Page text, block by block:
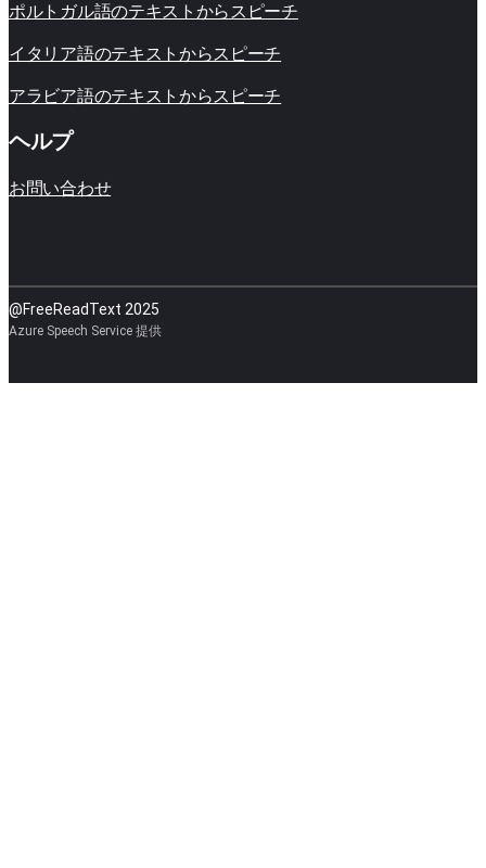
ポルトガル語のテキストからスピーチ
イタリア語のテキストからスピーチ
アラビア語のテキストからスピーチ
ヘルプ
お問い合わせ
@FreeReadText 2025
Azure Speech Service 提供